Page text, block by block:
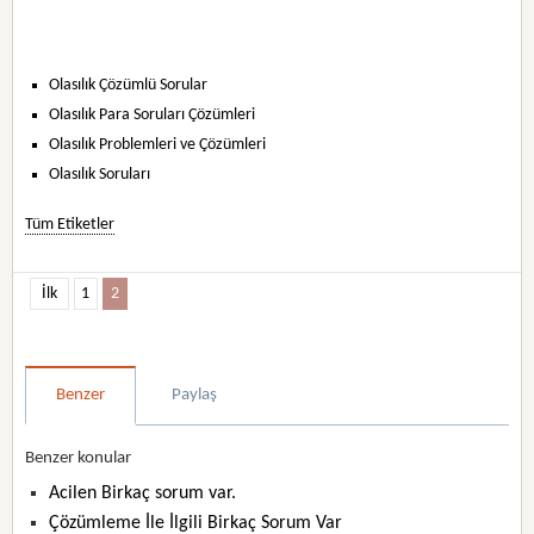
Olasılık Çözümlü Sorular
Olasılık Para Soruları Çözümleri
Olasılık Problemleri ve Çözümleri
Olasılık Soruları
Tüm Etiketler
İlk 1 2
Benzer Paylaş
Benzer konular
Acilen Birkaç sorum var.
Çözümleme İle İlgili Birkaç Sorum Var